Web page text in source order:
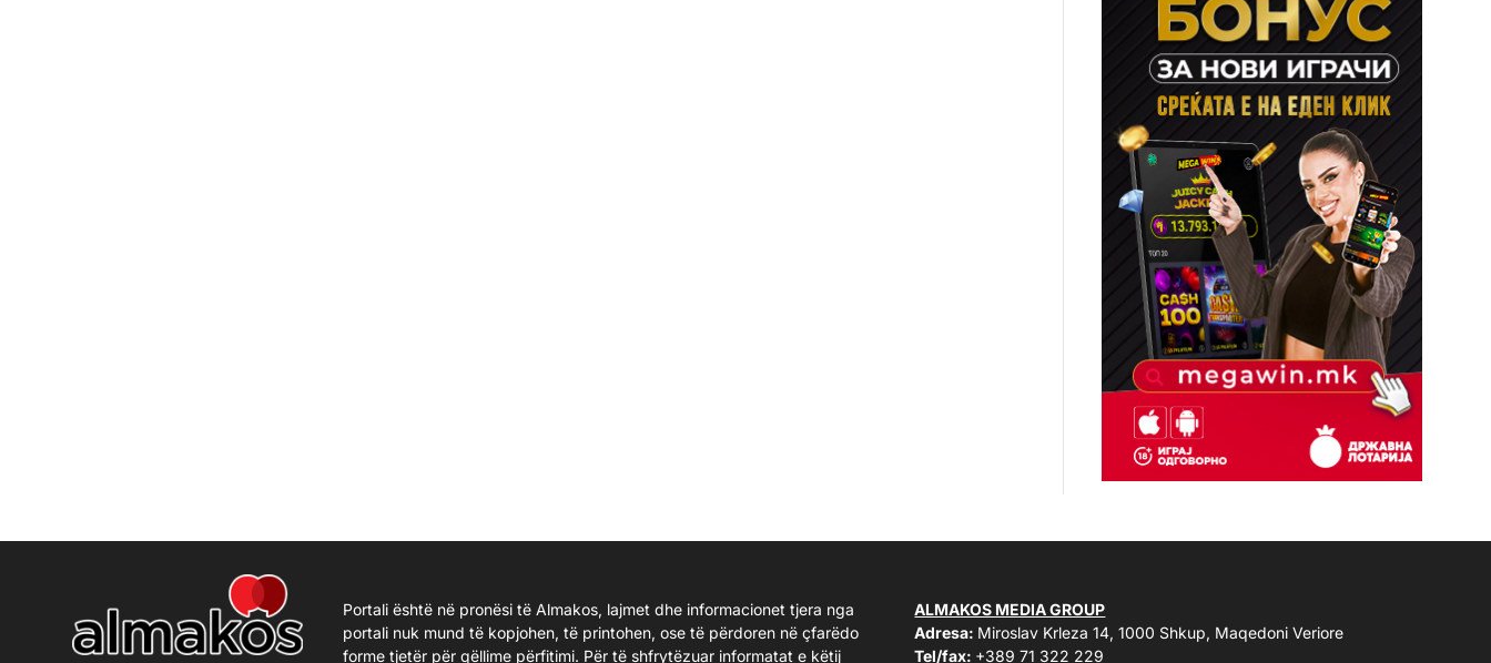
Portali është në pronësi të Almakos, lajmet dhe informacionet tjera nga
portali nuk mund të kopjohen, të printohen, ose të përdoren në çfarëdo
forme tjetër për qëllime përfitimi. Për të shfrytëzuar informatat e këtij
ALMAKOS MEDIA GROUP
Adresa: Miroslav Krleza 14, 1000 Shkup, Maqedoni Veriore
Tel/fax: +389 71 322 229